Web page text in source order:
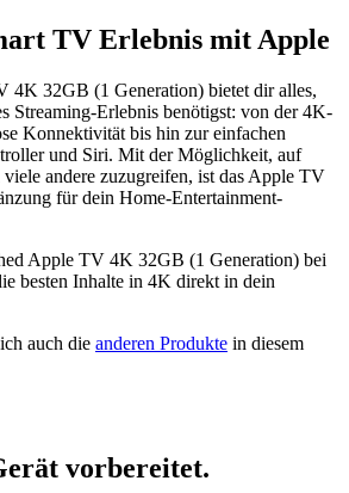
TV Erlebnis mit Apple
4K 32GB (1 Generation) bietet dir alles,
Streaming-Erlebnis benötigst: von der 4K-
Konnektivität bis hin zur einfachen
und Siri. Mit der Möglichkeit, auf
andere zuzugreifen, ist das Apple TV
für dein Home-Entertainment-
Apple TV 4K 32GB (1 Generation) bei
besten Inhalte in 4K direkt in dein
auch die anderen Produkte in diesem
vorbereitet.